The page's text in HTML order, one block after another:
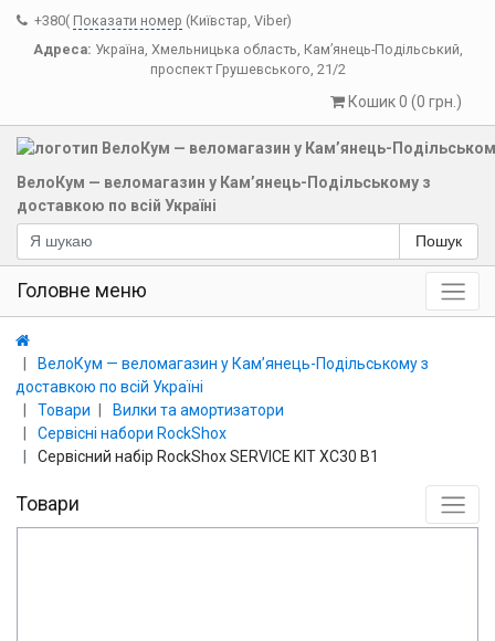
+380( Показати номер (Київстар, Viber)
Адреса: Україна, Хмельницька область, Кам’янець-Подільський,
проспект Грушевського, 21/2
Кошик 0 (0 грн.)
ВелоКум — веломагазин у Кам’янець-Подільському з
доставкою по всій Україні
Пошук
Головне меню
ВелоКум — веломагазин у Кам’янець-Подільському з
доставкою по всій Україні
Товари
Вилки та амортизатори
Сервісні набори RockShox
Сервісний набір RockShox SERVICE KIT XC30 B1
Товари